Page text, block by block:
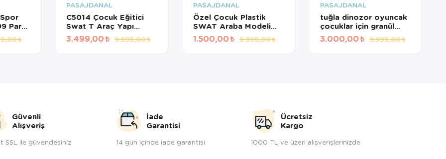
Parça
PASAJDANAL
C5014 Çocuk Eğitici
Swat T Araç Yapı
Blokları Tuğla Seti
Oyuncak PCS:1216
3.499,00 9.999,00
PASAJDANAL
Özel Çocuk Plastik
SWAT Araba Modeli
Polis Teftiş Ekibi
PCS:345 PARÇA
1.500,00 9.999,00
PASAJDANAL
tuğla dinozor oyuncak
çocuklar için granül
bulmaca yapı
taşlarıPCS:442 PARÇA
3.000,00 9.999,00
Güvenli
Alışveriş
SSL ile güvendesiniz
İade
Garantisi
14 gün içinde iade garantisi
Ücretsiz
Kargo
1000 TL ve üzeri alışverişlerinizde